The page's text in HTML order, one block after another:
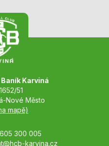
Karviná
51
Nové Město
mapě)
300 005
karvina.cz